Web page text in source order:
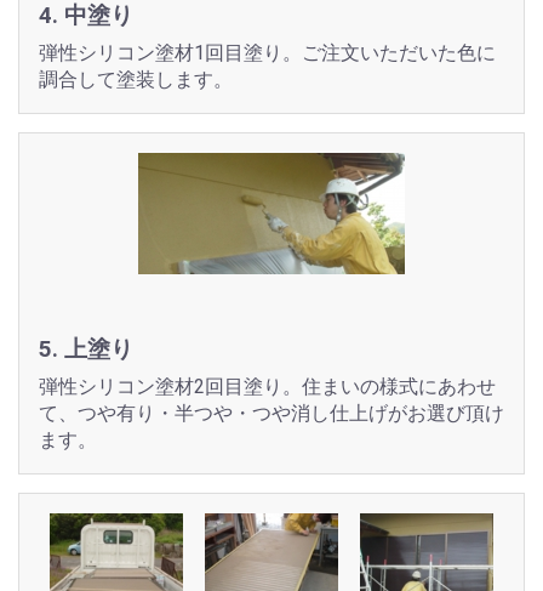
4. 中塗り
弾性シリコン塗材1回目塗り。ご注文いただいた色に
調合して塗装します。
5. 上塗り
弾性シリコン塗材2回目塗り。住まいの様式にあわせ
て、つや有り・半つや・つや消し仕上げがお選び頂け
ます。